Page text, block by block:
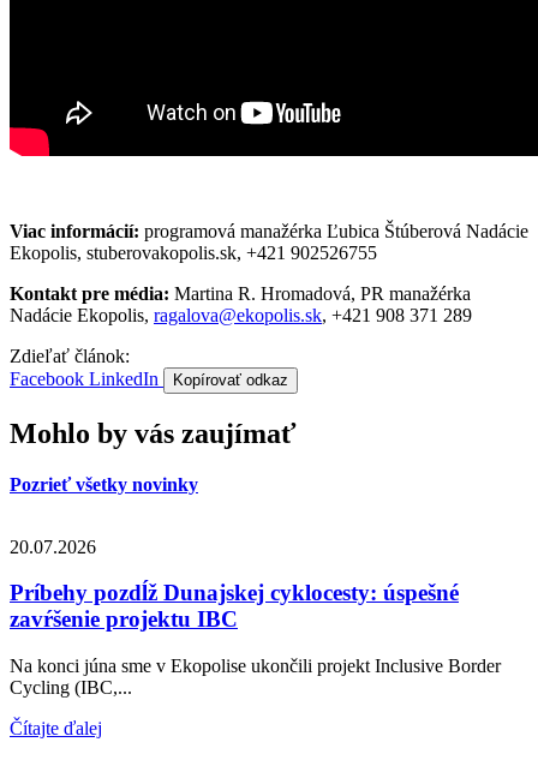
Viac informácií: programová manažérka Ľubica Štúberová Nadácie
Ekopolis, stuberovakopolis.sk, +421 902526755
Kontakt pre média: Martina R. Hromadová, PR manažérka
Nadácie Ekopolis, ragalova@ekopolis.sk, +421 908 371 289
Zdieľať článok:
Facebook LinkedIn Kopírovať odkaz
Mohlo by vás zaujímať
Pozrieť všetky novinky
20.07.2026
Príbehy pozdĺž Dunajskej cyklocesty: úspešné
zavŕšenie projektu IBC
Na konci júna sme v Ekopolise ukončili projekt Inclusive Border
Cycling (IBC,...
Čítajte ďalej